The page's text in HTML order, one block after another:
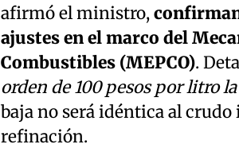
afirmó el ministro,
ajustes en el marco del
Combustibles (MEPCO).
orden de 100 pesos por litro
baja no será idéntica al
refinación.